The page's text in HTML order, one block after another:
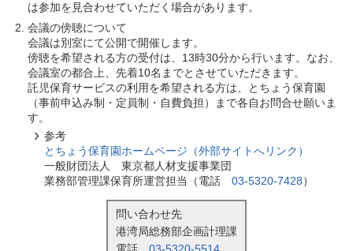
は参加を見合わせていただく場合があります。
会議の傍聴について
会議は別室にて公開で開催します。
傍聴を希望される方の受付は、13時30分から行います。なお、
会議室の都合上、先着10名までとさせていただきます。
託児保育サービスの利用を希望される方は、とちょう保育園
（事前申込み制・定員制・自費負担）まで各自お問合せ願いま
す。
参考
とちょう保育園ホームページ（外部サイトへリンク）
一般財団法人 東京都人材支援事業団
業務部管理課保育所運営担当（電話03-5320-7428）
問い合わせ先
港湾局総務部企画計理課